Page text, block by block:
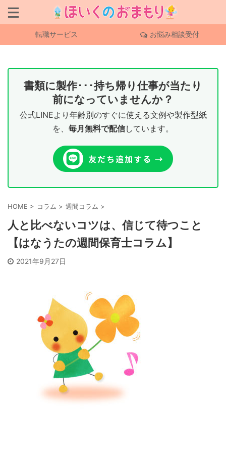
転職サービス お悩み相談受付
書類に製作･･･持ち帰り仕事が当たり
前になっていませんか？
公式LINEより年齢別のすぐに使える文例や製作型紙
を、 毎月無料で配信しています。
HOME > コラム > 週間コラム >
人と比べないコツは、信じて待つこと
【はなうたの週間保育士コラム】
2021年9月27日